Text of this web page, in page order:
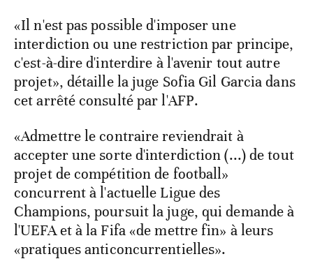
«Il n'est pas possible d'imposer une
interdiction ou une restriction par principe,
c'est-à-dire d'interdire à l'avenir tout autre
projet», détaille la juge Sofia Gil Garcia dans
cet arrêté consulté par l'AFP.
«Admettre le contraire reviendrait à
accepter une sorte d'interdiction (...) de tout
projet de compétition de football»
concurrent à l'actuelle Ligue des
Champions, poursuit la juge, qui demande à
l'UEFA et à la Fifa «de mettre fin» à leurs
«pratiques anticoncurrentielles».